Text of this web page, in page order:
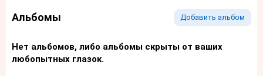
Альбомы Добавить альбом
Нет альбомов, либо альбомы скрыты от ваших
любопытных глазок.